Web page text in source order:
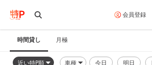
会員登録
時間貸し 月極
近い特P順 車種 今日 明日